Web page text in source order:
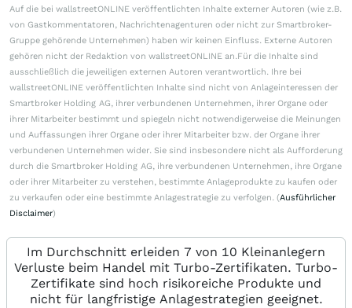
Auf die bei wallstreetONLINE veröffentlichten Inhalte externer Autoren (wie z.B.
von Gastkommentatoren, Nachrichtenagenturen oder nicht zur Smartbroker-
Gruppe gehörende Unternehmen) haben wir keinen Einfluss. Externe Autoren
gehören nicht der Redaktion von wallstreetONLINE an.Für die Inhalte sind
ausschließlich die jeweiligen externen Autoren verantwortlich. Ihre bei
wallstreetONLINE veröffentlichten Inhalte sind nicht von Anlageinteressen der
Smartbroker Holding AG, ihrer verbundenen Unternehmen, ihrer Organe oder
ihrer Mitarbeiter bestimmt und spiegeln nicht notwendigerweise die Meinungen
und Auffassungen ihrer Organe oder ihrer Mitarbeiter bzw. der Organe ihrer
verbundenen Unternehmen wider. Sie sind insbesondere nicht als Aufforderung
durch die Smartbroker Holding AG, ihre verbundenen Unternehmen, ihre Organe
oder ihrer Mitarbeiter zu verstehen, bestimmte Anlageprodukte zu kaufen oder
zu verkaufen oder eine bestimmte Anlagestrategie zu verfolgen. (Ausführlicher
Disclaimer)
Im Durchschnitt erleiden 7 von 10 Kleinanlegern
Verluste beim Handel mit Turbo-Zertifikaten. Turbo-
Zertifikate sind hoch risikoreiche Produkte und
nicht für langfristige Anlagestrategien geeignet.